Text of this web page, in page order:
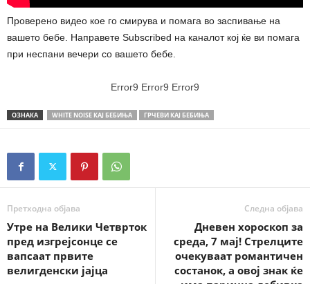
Проверено видео кое го смирува и помага во заспивање на
вашето бебе. Направете Subscribed на каналот кој ќе ви помага
при неспани вечери со вашето бебе.
Error9 Error9 Error9
ОЗНАКА WHITE NOISE КАЈ БЕБИЊА ГРЧЕВИ КАЈ БЕБИЊА
Претходна објава
Утре на Велики Четврток
пред изгрејсонце се
вапсаат првите
велигденски јајца
Следна објава
Дневен хороскоп за
среда, 7 мај! Стрелците
очекуваат романтичен
состанок, а овој знак ќе